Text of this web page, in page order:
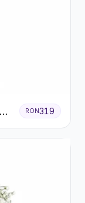
RON319